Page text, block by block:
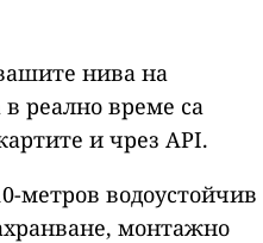
нива на
реално време са
и чрез API.
метров водоустойчив
монтажно